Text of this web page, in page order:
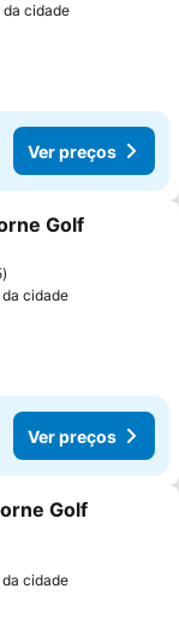
da cidade
Ver preços
favoritos
Golf
da cidade
Ver preços
favoritos
Golf
da cidade